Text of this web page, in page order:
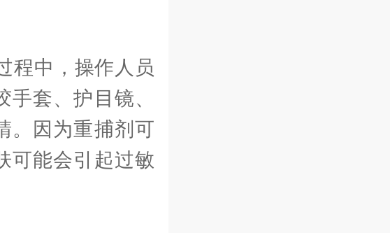
中，操作人员
套、护目镜、
。因为重捕剂可
可能会引起过敏